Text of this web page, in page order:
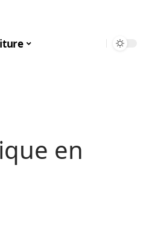
en